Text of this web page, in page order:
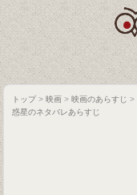
トップ>映画 >映画のあらすじ >
惑星のネタバレあらすじ